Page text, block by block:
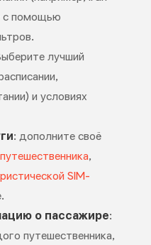
с помощью
лучший
и условиях
: дополните своё
,
SIM-
о пассажире:
путешественника,